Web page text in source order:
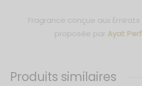
Fragrance conçue aux
proposée par Ayat
Produits similaires